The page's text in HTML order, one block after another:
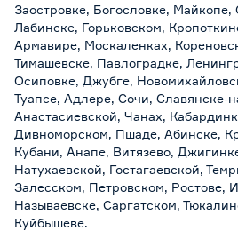
Заостровке, Богословке, Майкопе,
Лабинске, Горьковском,
Армавире, Москаленках,
Тимашевске, Павлоградке,
Осиповке, Джубге,
Туапсе, Адлере, Сочи, Славянске-
Анастасиевской, Чанах,
Дивноморском, Пшаде, Абинске,
Кубани, Анапе, Витязево,
Натухаевской, Гостагаевской,
Залесском, Петровском, Ростове,
Называевске, Саргатском,
Куйбышеве.